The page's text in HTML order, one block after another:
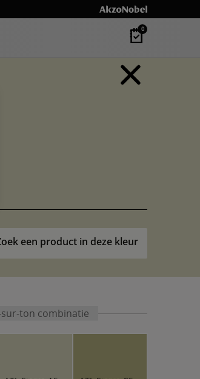
0
een product in deze kleur
ton combinatie